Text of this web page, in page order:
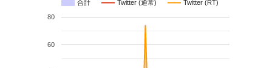
合計 Twitter (通常) Twitter (RT)
60
80